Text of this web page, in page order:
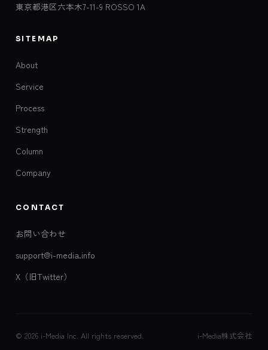
東京都港区六本木7-11-9 ROSSO 1A
SITEMAP
About
Service
Process
Strength
Column
Company
CONTACT
お問い合わせ
support@i-media.info
X（旧Twitter）
© 2026 i-Media Inc. All rights reserved. i-Media株式会社